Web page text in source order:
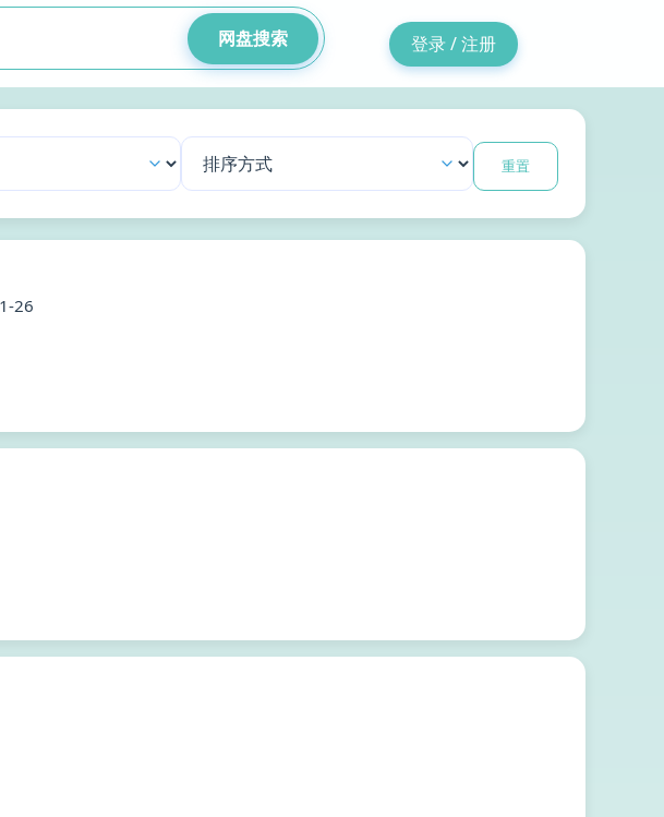
网盘搜索 登录 / 注册
重置
26